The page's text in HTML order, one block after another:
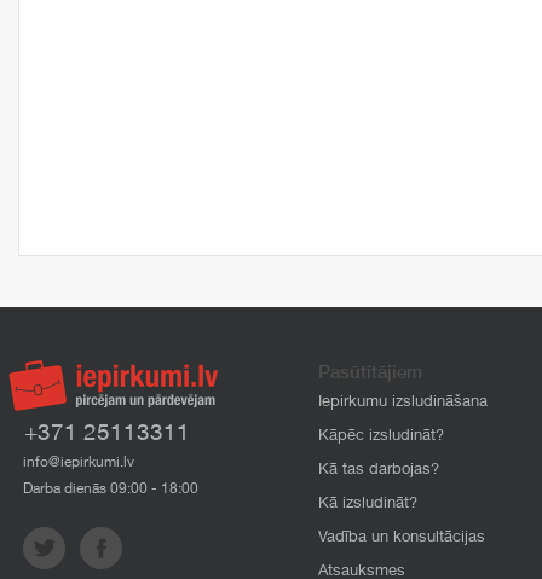
+371 25113311
info@iepirkumi.lv
Darba dienās 09:00 - 18:00
Pasūtītājiem
Iepirkumu izsludināšana
Kāpēc izsludināt?
Kā tas darbojas?
Kā izsludināt?
Vadība un konsultācijas
Atsauksmes